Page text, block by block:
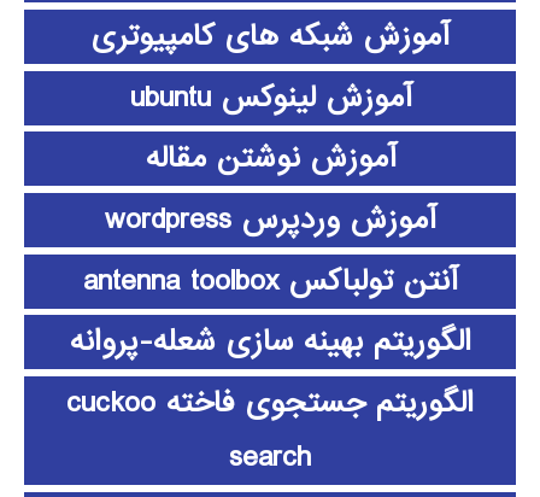
آموزش شبکه های کامپیوتری
آموزش لینوکس ubuntu
آموزش نوشتن مقاله
آموزش وردپرس wordpress
آنتن تولباکس antenna toolbox
الگوریتم بهینه سازی شعله-پروانه
الگوریتم جستجوی فاخته cuckoo
search